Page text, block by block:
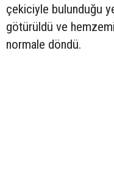
çekiciyle bulunduğu
götürüldü ve
normale döndü.